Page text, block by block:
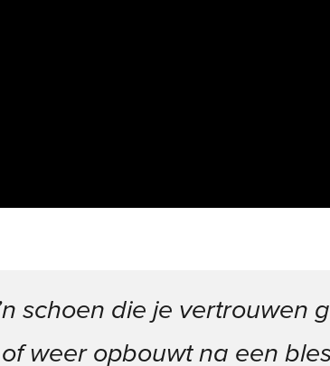
schoen die je vertrouwen
weer opbouwt na een